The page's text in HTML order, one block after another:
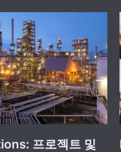
프로젝트 및